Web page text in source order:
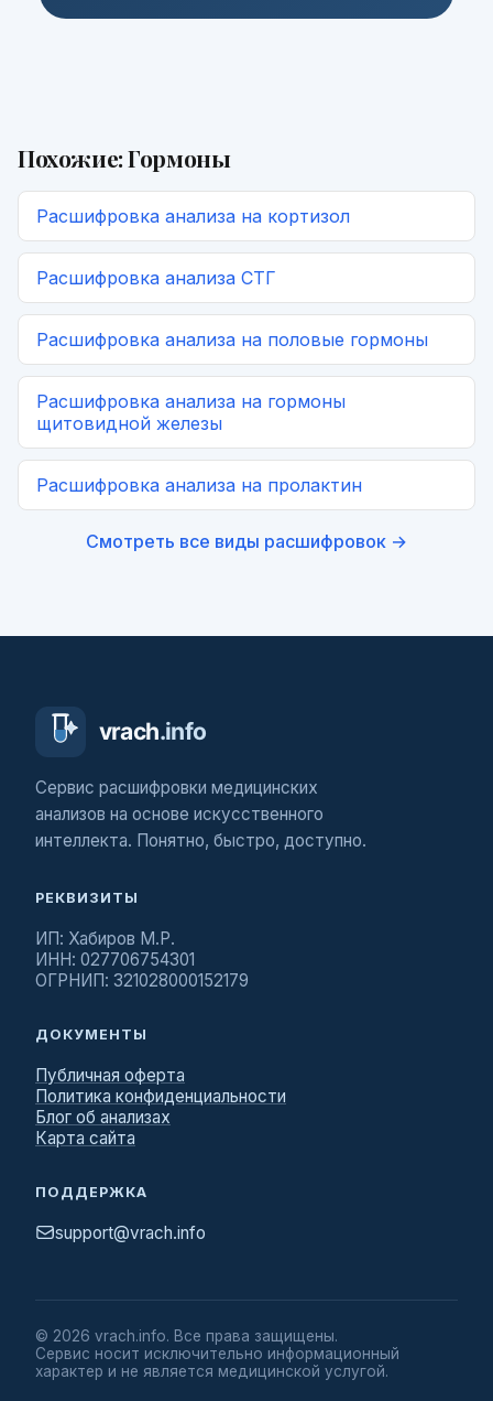
Похожие:Гормоны
Расшифровка анализа на кортизол
Расшифровка анализа СТГ
Расшифровка анализа на половые гормоны
Расшифровка анализа на гормоны
щитовидной железы
Расшифровка анализа на пролактин
Смотреть все виды расшифровок →
Сервис расшифровки медицинских
анализов на основе искусственного
интеллекта. Понятно, быстро, доступно.
РЕКВИЗИТЫ
ИП: Хабиров М.Р.
ИНН: 027706754301
ОГРНИП: 321028000152179
ДОКУМЕНТЫ
Публичная оферта
Политика конфиденциальности
Блог об анализах
Карта сайта
ПОДДЕРЖКА
support@vrach.info
© 2026 vrach.info. Все права защищены.
Сервис носит исключительно информационный
характер и не является медицинской услугой.